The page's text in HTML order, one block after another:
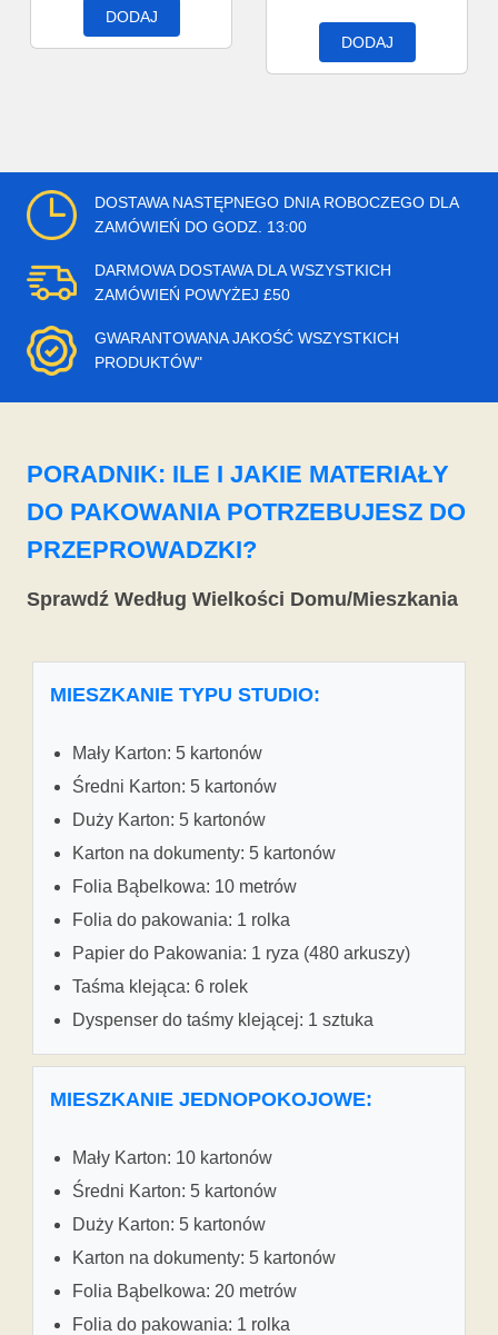
DODAJ
DODAJ
DOSTAWA NASTĘPNEGO DNIA ROBOCZEGO DLA
ZAMÓWIEŃ DO GODZ. 13:00
DARMOWA DOSTAWA DLA WSZYSTKICH
ZAMÓWIEŃ POWYŻEJ £50
GWARANTOWANA JAKOŚĆ WSZYSTKICH
PRODUKTÓW"
PORADNIK: ILE I JAKIE MATERIAŁY
DO PAKOWANIA POTRZEBUJESZ DO
PRZEPROWADZKI?
Sprawdź Według Wielkości Domu/Mieszkania
MIESZKANIE TYPU STUDIO:
Mały Karton: 5 kartonów
Średni Karton: 5 kartonów
Duży Karton: 5 kartonów
Karton na dokumenty: 5 kartonów
Folia Bąbelkowa: 10 metrów
Folia do pakowania: 1 rolka
Papier do Pakowania: 1 ryza (480 arkuszy)
Taśma klejąca: 6 rolek
Dyspenser do taśmy klejącej: 1 sztuka
MIESZKANIE JEDNOPOKOJOWE:
Mały Karton: 10 kartonów
Średni Karton: 5 kartonów
Duży Karton: 5 kartonów
Karton na dokumenty: 5 kartonów
Folia Bąbelkowa: 20 metrów
Folia do pakowania: 1 rolka